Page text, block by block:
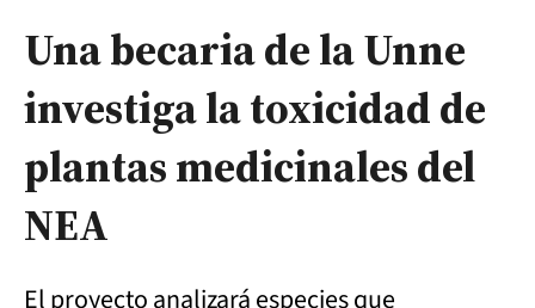
Una becaria de la Unne
investiga la toxicidad de
plantas medicinales del
NEA
El proyecto analizará especies que